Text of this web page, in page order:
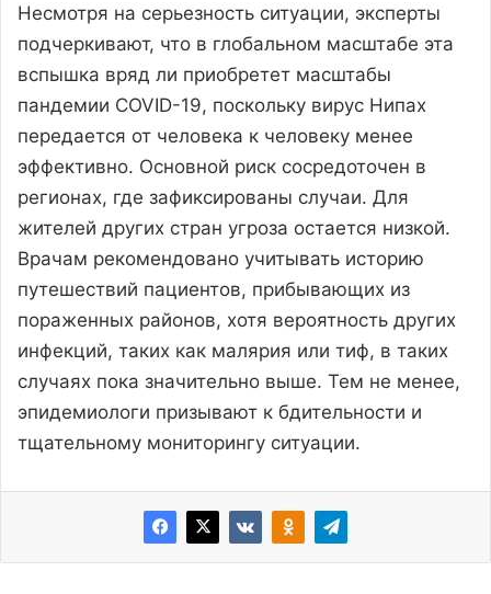
Несмотря на серьезность ситуации, эксперты
подчеркивают, что в глобальном масштабе эта
вспышка вряд ли приобретет масштабы
пандемии COVID-19, поскольку вирус Нипах
передается от человека к человеку менее
эффективно. Основной риск сосредоточен в
регионах, где зафиксированы случаи. Для
жителей других стран угроза остается низкой.
Врачам рекомендовано учитывать историю
путешествий пациентов, прибывающих из
пораженных районов, хотя вероятность других
инфекций, таких как малярия или тиф, в таких
случаях пока значительно выше. Тем не менее,
эпидемиологи призывают к бдительности и
тщательному мониторингу ситуации.